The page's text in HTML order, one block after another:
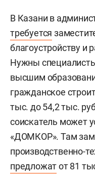
В Казани в
требуется
благоустройству и
Нужны
высшим
гражданское
тыс. до 54,2 тыс.
соискатель может
«ДОМКОР». Там
производственно-
предложатот 81